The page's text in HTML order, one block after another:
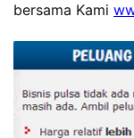
bersama Kami